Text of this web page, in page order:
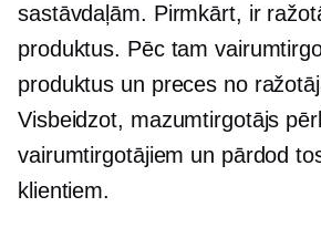
sastāvdaļām. Pirmkārt, ir
produktus. Pēc tam
produktus un preces no
Visbeidzot, mazumtirgotājs
vairumtirgotājiem un pārdod
klientiem.